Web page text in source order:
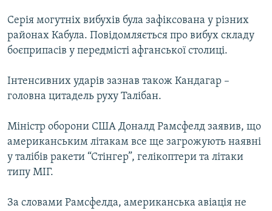
КИТАЙ.ВИКЛИКИ
МУЛЬТИМЕДІА
СПЕЦПРОЄКТИ
КРИМ РЕАЛІЇ
РУС
УКР
КТАТ
Серія могутніх вибухів була зафіксована у різних
районах Кабула. Повідомляється про вибух складу
боєприпасів у передмісті афганської столиці.
Інтенсивних ударів зазнав також Кандагар –
головна цитадель руху Талібан.
Міністр оборони США Доналд Рамсфелд заявив, що
американським літакам все ще загрожують наявні
у талібів ракети “Стінгер”, гелікоптери та літаки
типу МІГ.
За словами Рамсфелда, американська авіація не